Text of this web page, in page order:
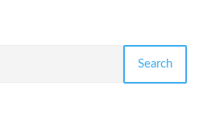
Search